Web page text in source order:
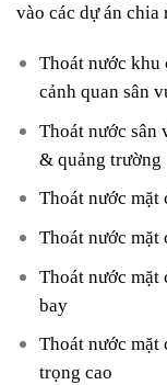
vào các dự án chia
Thoát nước
cảnh quan sân
Thoát nước sân
& quảng trường
Thoát nước mặt
Thoát nước
Thoát nước mặt
bay
Thoát nước mặt
trọng cao